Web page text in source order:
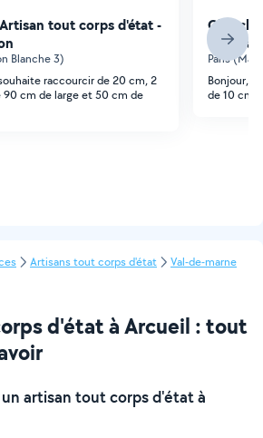
tout corps d'état -
Blanche 3)
raccourcir de 20 cm, 2
90 cm de large et 50 cm de
Paris
Bonjour,
de 10 cm.
Artisans tout corps d'état
Val-de-marne
d'état à Arcueil : tout
artisan tout corps d'état à